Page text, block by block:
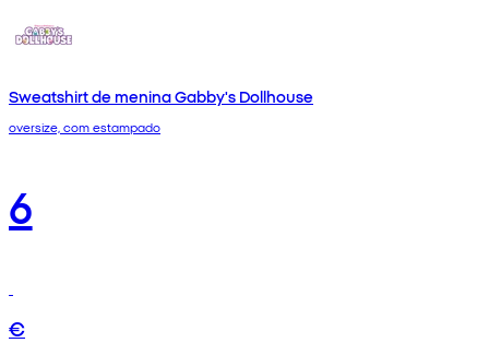
Sweatshirt de menina Gabby's Dollhouse
oversize, com estampado
6
€